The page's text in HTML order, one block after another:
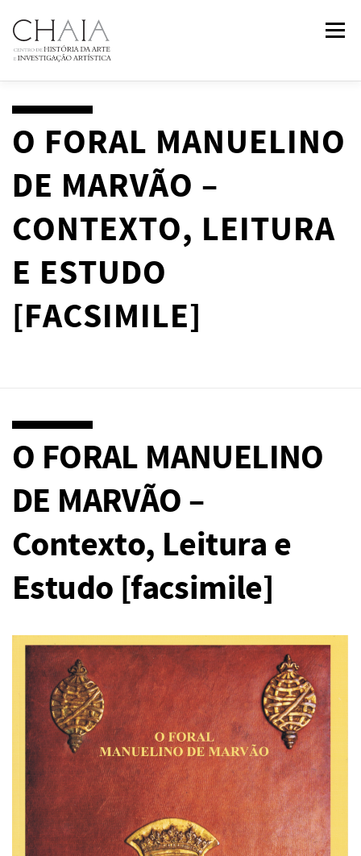
para
conteúdo
Menu
PUBLICAÇÕES NOTÍCIAS EVENTOS
O FORAL MANUELINO
DE MARVÃO –
CONTEXTO, LEITURA
E ESTUDO
[FACSIMILE]
O FORAL MANUELINO
DE MARVÃO –
Contexto, Leitura e
Estudo [facsimile]